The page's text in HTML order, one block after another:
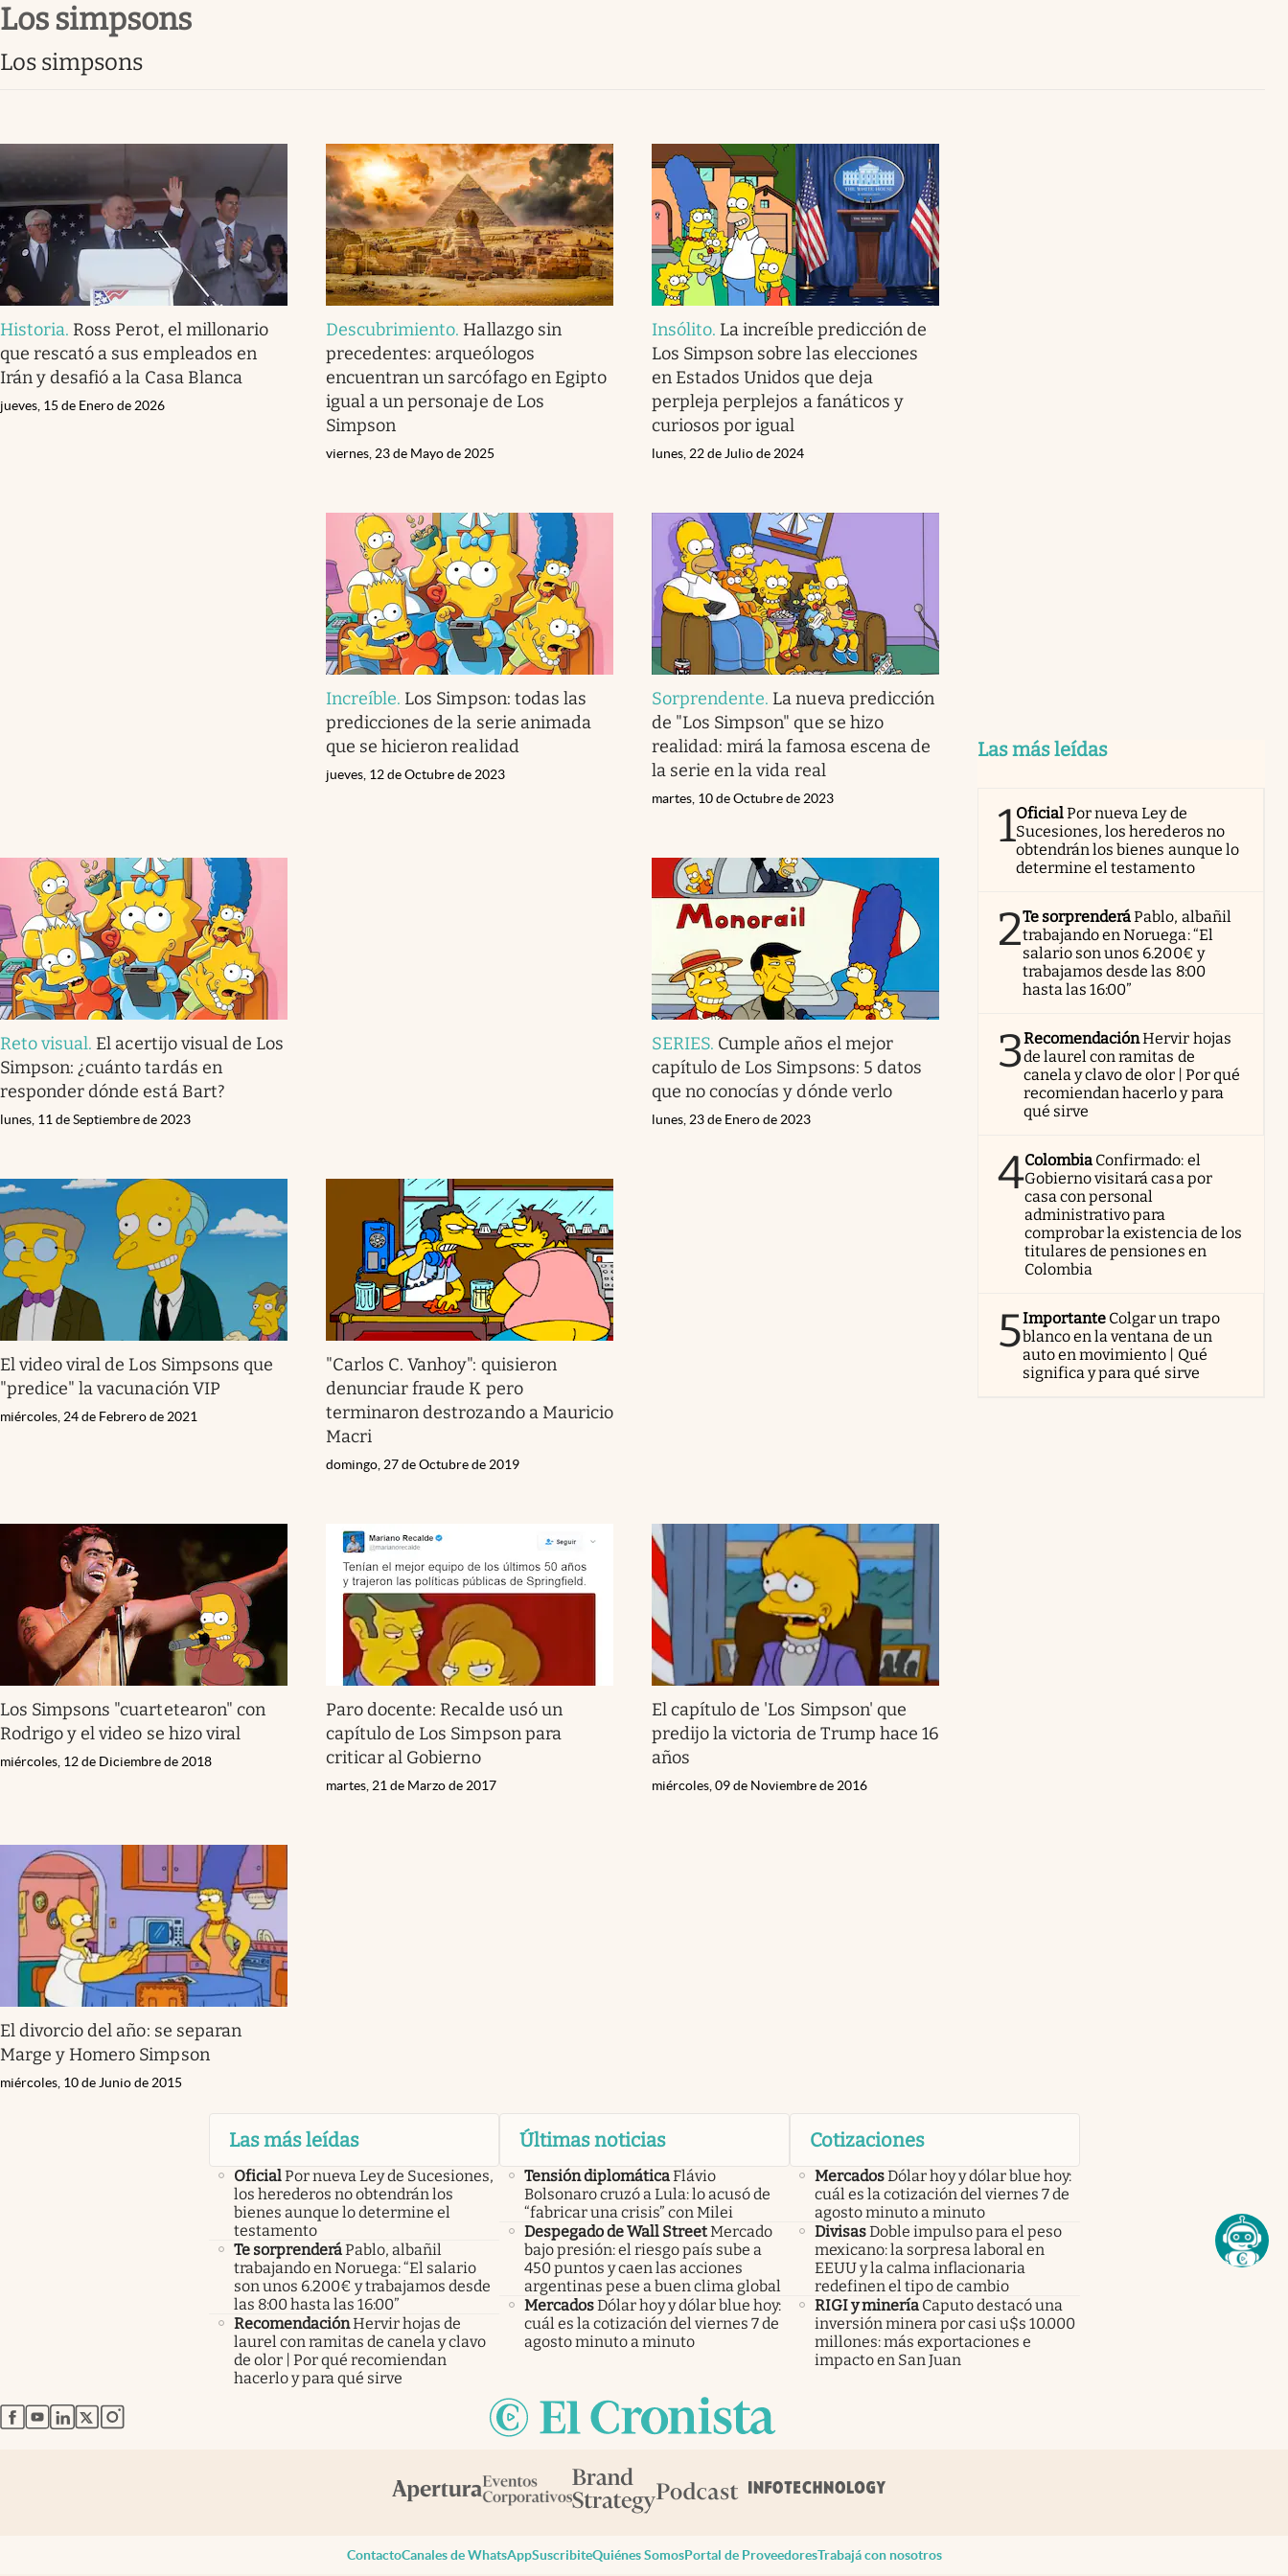
Infotechnology
Mediakit
abre en nueva pestaña
los simpsons
los simpsons
Historia. Ross Perot, el millonario
que rescató a sus empleados en
Irán y desafió a la Casa Blanca
jueves, 15 de Enero de 2026
Descubrimiento. Hallazgo sin
precedentes: arqueólogos
encuentran un sarcófago en Egipto
igual a un personaje de Los
Simpson
viernes, 23 de Mayo de 2025
Insólito. La increíble predicción de
Los Simpson sobre las elecciones
en Estados Unidos que deja
perpleja perplejos a fanáticos y
curiosos por igual
lunes, 22 de Julio de 2024
Increíble. Los Simpson: todas las
predicciones de la serie animada
que se hicieron realidad
jueves, 12 de Octubre de 2023
Sorprendente. La nueva predicción
de "Los Simpson" que se hizo
realidad: mirá la famosa escena de
la serie en la vida real
martes, 10 de Octubre de 2023
Reto visual. El acertijo visual de Los
Simpson: ¿cuánto tardás en
responder dónde está Bart?
lunes, 11 de Septiembre de 2023
SERIES. Cumple años el mejor
capítulo de Los Simpsons: 5 datos
que no conocías y dónde verlo
lunes, 23 de Enero de 2023
El video viral de Los Simpsons que
"predice" la vacunación VIP
miércoles, 24 de Febrero de 2021
"Carlos C. Vanhoy": quisieron
denunciar fraude K pero
terminaron destrozando a Mauricio
Macri
domingo, 27 de Octubre de 2019
Los Simpsons "cuartetearon" con
Rodrigo y el video se hizo viral
miércoles, 12 de Diciembre de 2018
Paro docente: Recalde usó un
capítulo de Los Simpson para
criticar al Gobierno
martes, 21 de Marzo de 2017
El capítulo de 'Los Simpson' que
predijo la victoria de Trump hace 16
años
miércoles, 09 de Noviembre de 2016
El divorcio del año: se separan
Marge y Homero Simpson
miércoles, 10 de Junio de 2015
Las más leídas
1OficialPor nueva Ley de
Sucesiones, los herederos no
obtendrán los bienes aunque lo
determine el testamento
2Te sorprenderáPablo, albañil
trabajando en Noruega: “El
salario son unos 6.200€ y
trabajamos desde las 8:00
hasta las 16:00”
3RecomendaciónHervir hojas
de laurel con ramitas de
canela y clavo de olor | Por qué
recomiendan hacerlo y para
qué sirve
4Colombia Confirmado: el
Gobierno visitará casa por
casa con personal
administrativo para
comprobar la existencia de los
titulares de pensiones en
Colombia
5Importante Colgar un trapo
blanco en la ventana de un
auto en movimiento | Qué
significa y para qué sirve
Las más leídas
OficialPor nueva Ley de Sucesiones,
los herederos no obtendrán los
bienes aunque lo determine el
testamento
Te sorprenderáPablo, albañil
trabajando en Noruega: “El salario
son unos 6.200€ y trabajamos desde
las 8:00 hasta las 16:00”
RecomendaciónHervir hojas de
laurel con ramitas de canela y clavo
de olor | Por qué recomiendan
hacerlo y para qué sirve
Últimas noticias
Tensión diplomáticaFlávio
Bolsonaro cruzó a Lula: lo acusó de
“fabricar una crisis” con Milei
Despegado de Wall StreetMercado
bajo presión: el riesgo país sube a
450 puntos y caen las acciones
argentinas pese a buen clima global
MercadosDólar hoy y dólar blue hoy:
cuál es la cotización del viernes 7 de
agosto minuto a minuto
Cotizaciones
MercadosDólar hoy y dólar blue hoy:
cuál es la cotización del viernes 7 de
agosto minuto a minuto
DivisasDoble impulso para el peso
mexicano: la sorpresa laboral en
EEUU y la calma inflacionaria
redefinen el tipo de cambio
RIGI y minería Caputo destacó una
inversión minera por casi u$s 10.000
millones: más exportaciones e
impacto en San Juan
abre en nueva pestaña
abre en nueva pestaña
abre en nueva pestaña
abre en nueva pestaña
abre en nueva pestaña
ContactoCanales de WhatsAppSuscribiteQuiénes SomosPortal de ProveedoresTrabajá con nosotros